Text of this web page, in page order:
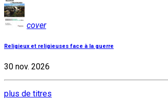
cover
Religieux et religieuses face à la guerre
30 nov. 2026
plus de titres